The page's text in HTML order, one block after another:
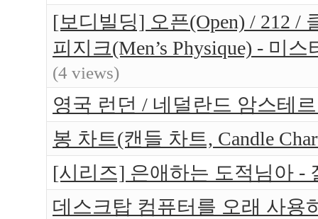
[보디빌딩] 오픈(Open) / 212 /
피지크(Men’s Physique) - 미
(4 views)
영국 런던 / 네덜란드 암스테
봉 차트(캔들 차트, Candle
[시리즈] 은애하는 도적님아 -
데스크탑 컴퓨터를 오래 사용